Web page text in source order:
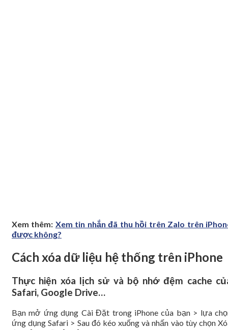
Xem thêm: Xem tin nhắn đã thu hồi trên Zalo trên
được không?
Cách xóa dữ liệu hệ thống trên iPhone
Thực hiện xóa lịch sử và bộ nhớ đệm cache
Safari, Google Drive…
Bạn mở ứng dụng Cài Đặt trong iPhone của bạn > lựa
ứng dụng Safari > Sau đó kéo xuống và nhấn vào tùy chọn